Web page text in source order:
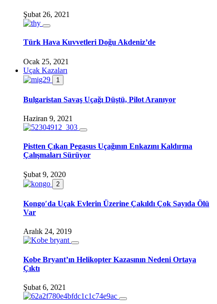
Şubat 26, 2021
Türk Hava Kuvvetleri Doğu Akdeniz’de
Ocak 25, 2021
Uçak Kazaları
1
Bulgaristan Savaş Uçağı Düştü, Pilot Aranıyor
Haziran 9, 2021
Pistten Çıkan Pegasus Uçağının Enkazını Kaldırma
Çalışmaları Sürüyor
Şubat 9, 2020
2
Kongo′da Uçak Evlerin Üzerine Çakıldı Çok Sayıda Ölü
Var
Aralık 24, 2019
Kobe Bryant’ın Helikopter Kazasının Nedeni Ortaya
Çıktı
Şubat 6, 2021